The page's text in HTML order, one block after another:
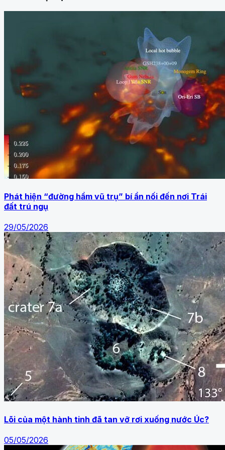
Phát hiện “đường hầm vũ trụ” bí ẩn nối đến nơi Trái
đất trú ngụ
29/05/2026
Lõi của một hành tinh đã tan vỡ rơi xuống nước Úc?
05/05/2026